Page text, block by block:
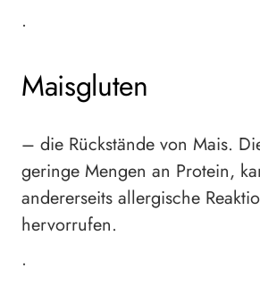
•
Maisgluten
– die Rückstände von Mais.
geringe Mengen an Protein,
andererseits allergische
hervorrufen.
•